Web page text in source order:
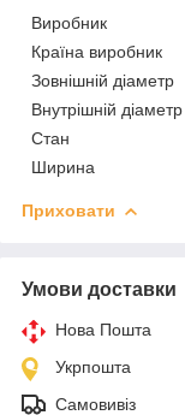
Виробник
Країна виробник
Зовнішній діаметр
Внутрішній діаметр
Стан
Ширина
Приховати
Умови доставки
Нова Пошта
Укрпошта
Самовивіз